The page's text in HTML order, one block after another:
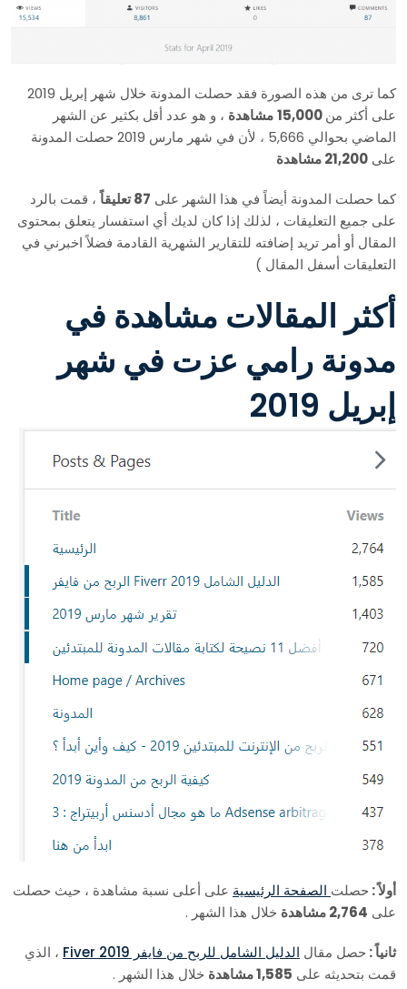
كما ترى من هذه الصورة فقد حصلت المدونة خلال شهر إبريل 2019
على أكثر من
مشاهدة ، و هو عدد أقل بكثير عن الشهر
الماضي بحوالي 5,666 ، لأن في شهر مارس 2019 حصلت المدونة
على 21,200 مشاهدة
كما حصلت المدونة أيضاً في هذا الشهر على 87 تعليقاً
، قمت بالرد
على جميع التعليقات ، لذلك إذا كان لديك أي استفسار يتعلق بمحتوى
المقال أو أمر تريد إضافته للتقارير الشهرية القادمة فضلاً اخبرني في
التعليقات أسفل المقال )
أكثر المقالات مشاهدة في
مدونة رامي عزت في شهر
إبريل 2019
أولاً : حصلت الصفحة الرئيسية على أعلى نسبة مشاهدة ، حيث حصلت
على 2,764 مشاهدة خلال هذا الشهر .
ثانياً : حصل مقال الدليل الشامل للربح من فايفر Fiver 2019
، الذي
قمت بتحديثه على 1,585 مشاهدة خلال هذا الشهر .